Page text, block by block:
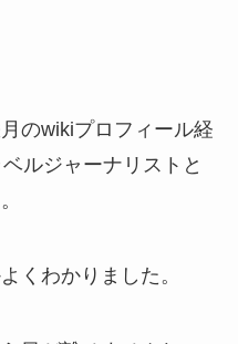
のwikiプロフィール経
ルジャーナリストと
くわかりました。